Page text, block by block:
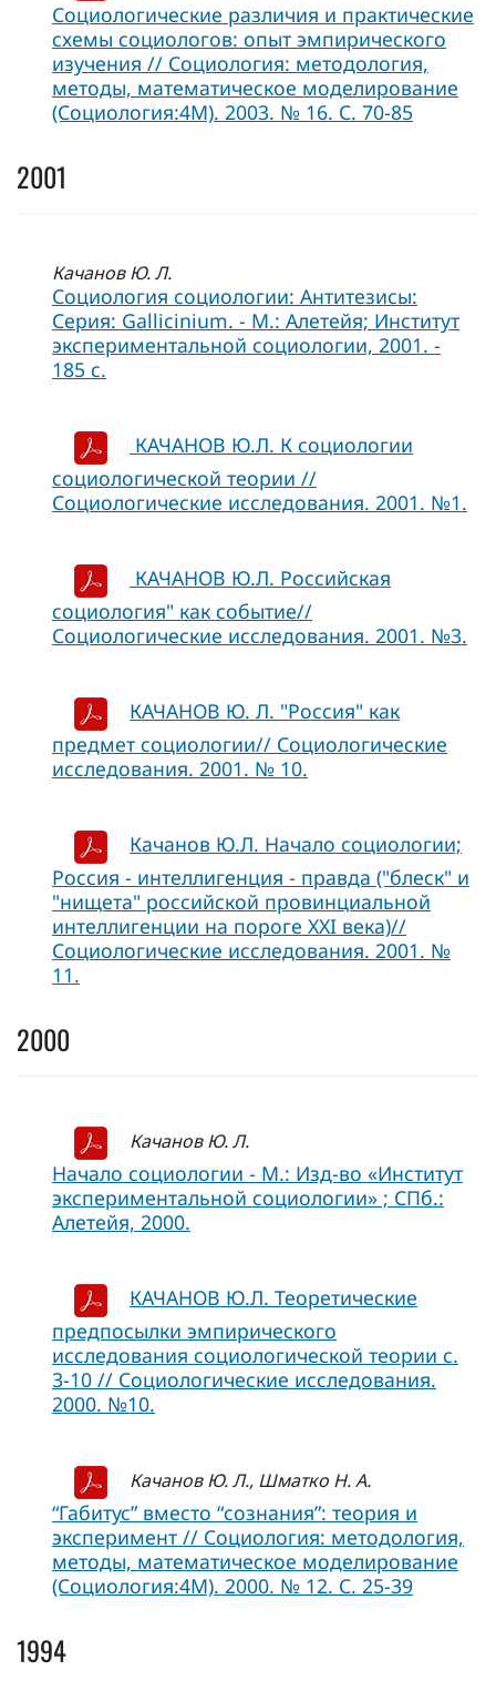
Социологические различия и практические
схемы социологов: опыт эмпирического
изучения // Социология: методология,
методы, математическое моделирование
(Социология:4М). 2003. № 16. С. 70-85
2001
Качанов Ю. Л.
Социология социологии: Антитезисы:
Серия: Gallicinium. - М.: Алетейя; Институт
экспериментальной социологии, 2001. -
185 с.
КАЧАНОВ Ю.Л. К социологии
социологической теории //
Социологические исследования. 2001. №1.
КАЧАНОВ Ю.Л. Российская
социология" как событие//
Социологические исследования. 2001. №3.
КАЧАНОВ Ю. Л. "Россия" как
предмет социологии// Социологические
исследования. 2001. № 10.
Качанов Ю.Л. Начало социологии;
Россия - интеллигенция - правда ("блеск" и
"нищета" российской провинциальной
интеллигенции на пороге XXI века)//
Социологические исследования. 2001. №
11.
2000
Качанов Ю. Л.
Начало социологии - М.: Изд-во «Институт
экспериментальной социологии» ; СПб.:
Алетейя, 2000.
КАЧАНОВ Ю.Л. Теоретические
предпосылки эмпирического
исследования социологической теории с.
3-10 // Социологические исследования.
2000. №10.
Качанов Ю. Л., Шматко Н. А.
“Габитус” вместо “сознания”: теория и
эксперимент // Социология: методология,
методы, математическое моделирование
(Социология:4М). 2000. № 12. С. 25-39
1994